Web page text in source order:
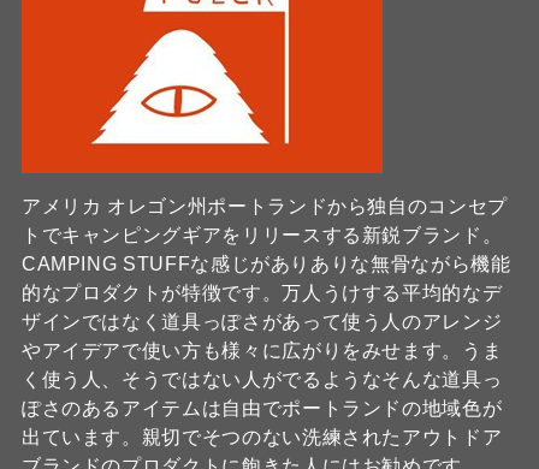
アメリカ オレゴン州ポートランドから独自のコンセプ
トでキャンピングギアをリリースする新鋭ブランド。
CAMPING STUFFな感じがありありな無骨ながら機能
的なプロダクトが特徴です。万人うけする平均的なデ
ザインではなく道具っぽさがあって使う人のアレンジ
やアイデアで使い方も様々に広がりをみせます。うま
く使う人、そうではない人がでるようなそんな道具っ
ぽさのあるアイテムは自由でポートランドの地域色が
出ています。親切でそつのない洗練されたアウトドア